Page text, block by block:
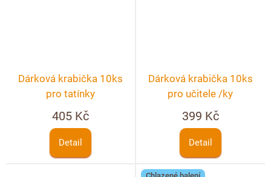
Dárková krabička 10ks
pro tatínky
405 Kč
Detail
Dárková krabička 10ks
pro učitele /ky
399 Kč
Detail